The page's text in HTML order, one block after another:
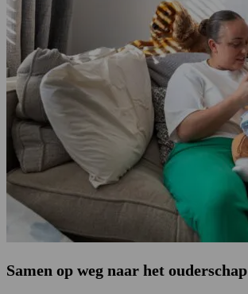
Samen op weg naar het ouderschap